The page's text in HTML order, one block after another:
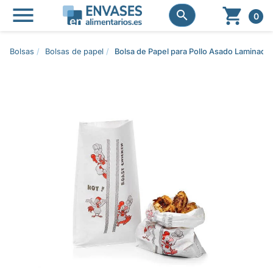
 
  0
Bolsas Bolsas de papel Bolsa de Papel para Pollo Asado